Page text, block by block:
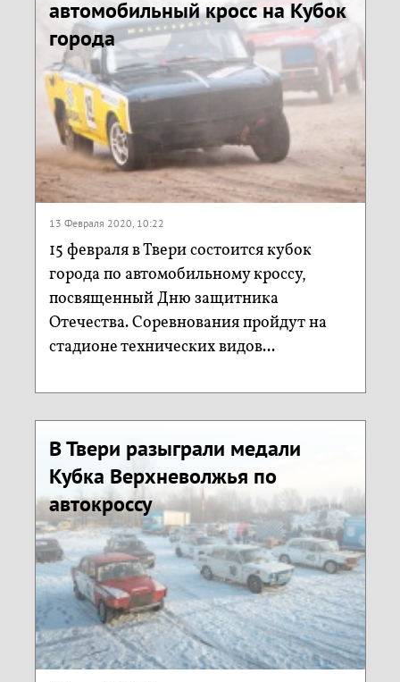
автомобильный кросс на Кубок
города
13 Февраля 2020, 10:22
15 февраля в Твери состоится кубок
города по автомобильному кроссу,
посвященный Дню защитника
Отечества. Соревнования пройдут на
стадионе технических видов...
В Твери разыграли медали
Кубка Верхневолжья по
автокроссу